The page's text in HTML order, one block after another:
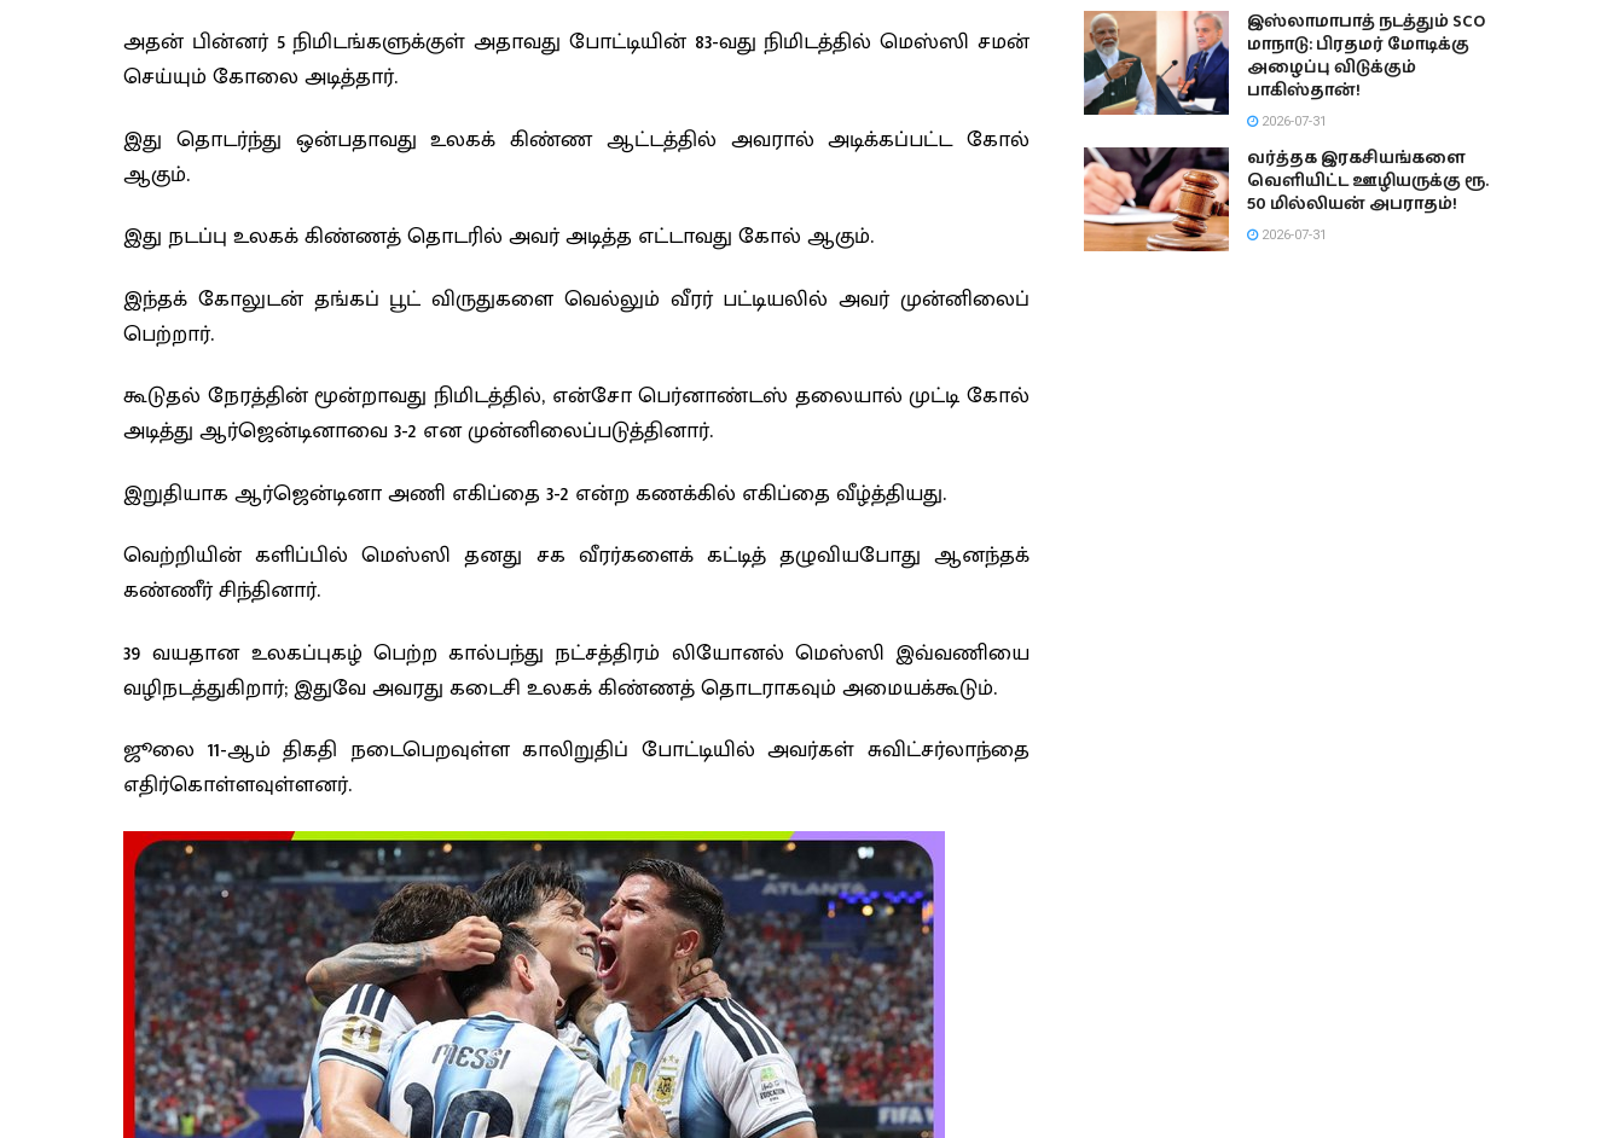
அதன் பின்னர் 5 நிமிடங்களுக்குள் அதாவது போட்டியின் 83-வது நிமிடத்தில் மெஸ்ஸி சமன்
செய்யும் கோலை அடித்தார்.
இது தொடர்ந்து ஒன்பதாவது உலகக் கிண்ண ஆட்டத்தில் அவரால் அடிக்கப்பட்ட கோல்
ஆகும்.
இது நடப்பு உலகக் கிண்ணத் தொடரில் அவர் அடித்த எட்டாவது கோல் ஆகும்.
இந்தக் கோலுடன் தங்கப் பூட் விருதுகளை வெல்லும் வீரர் பட்டியலில் அவர் முன்னிலைப்
பெற்றார்.
கூடுதல் நேரத்தின் மூன்றாவது நிமிடத்தில், என்சோ பெர்னாண்டஸ் தலையால் முட்டி கோல்
அடித்து ஆர்ஜென்டினாவை 3-2 என முன்னிலைப்படுத்தினார்.
இறுதியாக ஆர்ஜென்டினா அணி எகிப்தை 3-2 என்ற கணக்கில் எகிப்தை வீழ்த்தியது.
வெற்றியின் களிப்பில் மெஸ்ஸி தனது சக வீரர்களைக் கட்டித் தழுவியபோது ஆனந்தக்
கண்ணீர் சிந்தினார்.
39 வயதான உலகப்புகழ் பெற்ற கால்பந்து நட்சத்திரம் லியோனல் மெஸ்ஸி இவ்வணியை
வழிநடத்துகிறார்; இதுவே அவரது கடைசி உலகக் கிண்ணத் தொடராகவும் அமையக்கூடும்.
ஜூலை 11-ஆம் திகதி நடைபெறவுள்ள காலிறுதிப் போட்டியில் அவர்கள் சுவிட்சர்லாந்தை
எதிர்கொள்ளவுள்ளனர்.
இஸ்லாமாபாத் நடத்தும் SCO
மாநாடு: பிரதமர் மோடிக்கு
அழைப்பு விடுக்கும்
பாகிஸ்தான்!
2026-07-31
வர்த்தக இரகசியங்களை
வெளியிட்ட ஊழியருக்கு ரூ.
50 மில்லியன் அபராதம்!
2026-07-31